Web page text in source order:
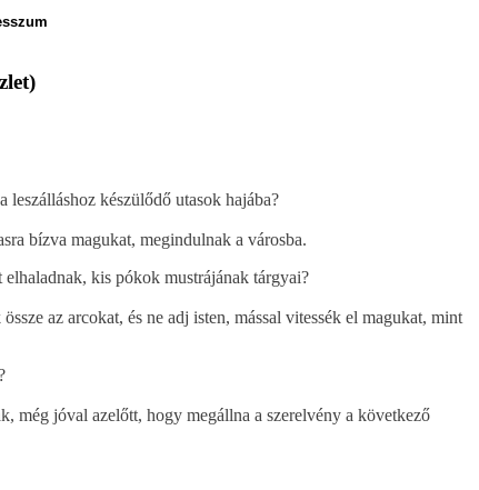
készülődő utasok hajába?
bízva magukat, megindulnak a városba.
kis pókok mustrájának tárgyai?
az arcokat, és ne adj isten, mással vitessék el magukat, mint
még jóval azelőtt, hogy megállna a szerelvény a következő